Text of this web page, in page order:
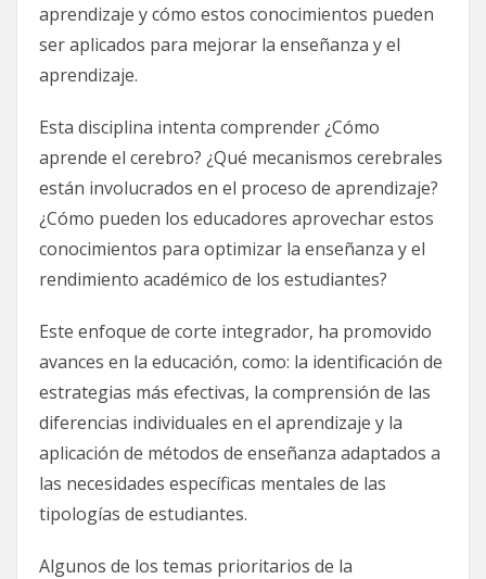
aprendizaje y cómo estos conocimientos pueden
ser aplicados para mejorar la enseñanza y el
aprendizaje.
Esta disciplina intenta comprender ¿Cómo
aprende el cerebro? ¿Qué mecanismos cerebrales
están involucrados en el proceso de aprendizaje?
¿Cómo pueden los educadores aprovechar estos
conocimientos para optimizar la enseñanza y el
rendimiento académico de los estudiantes?
Este enfoque de corte integrador, ha promovido
avances en la educación, como: la identificación de
estrategias más efectivas, la comprensión de las
diferencias individuales en el aprendizaje y la
aplicación de métodos de enseñanza adaptados a
las necesidades específicas mentales de las
tipologías de estudiantes.
Algunos de los temas prioritarios de la